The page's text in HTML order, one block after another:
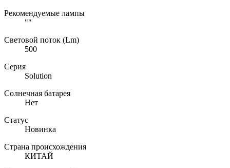
Рекомендуемые лампы
""
Световой поток (Lm)
500
Серия
Solution
Солнечная батарея
Нет
Статус
Новинка
Страна происхождения
КИТАЙ